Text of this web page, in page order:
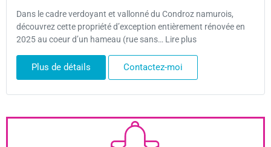
Dans le cadre verdoyant et vallonné du Condroz namurois,
découvrez cette propriété d’exception entièrement rénovée en
2025 au coeur d’un hameau (rue sans… Lire plus
Plus de détails Contactez-moi